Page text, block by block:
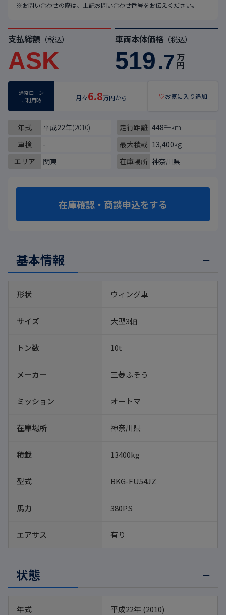
※お問い合わせの際は、上記お問い合わせ番号をお伝えください。
支払総額 （税込）
ASK
車両本体価格（税込）
519.7 万
円
通常ローン
ご利用時
月々6.8万円から ♡お気に入り追加
年式 平成22年(2010) 走行距離 448千km
車検
- 最大積載 13,400kg
エリア
関東 在庫場所 神奈川県
在庫確認・商談申込をする
基本情報
形状 ウィング車
サイズ 大型3軸
トン数 10t
メーカー 三菱ふそう
ミッション オートマ
在庫場所 神奈川県
積載 13400kg
型式 BKG-FU54JZ
馬力 380PS
エアサス 有り
状態
年式 平成22年 (2010)